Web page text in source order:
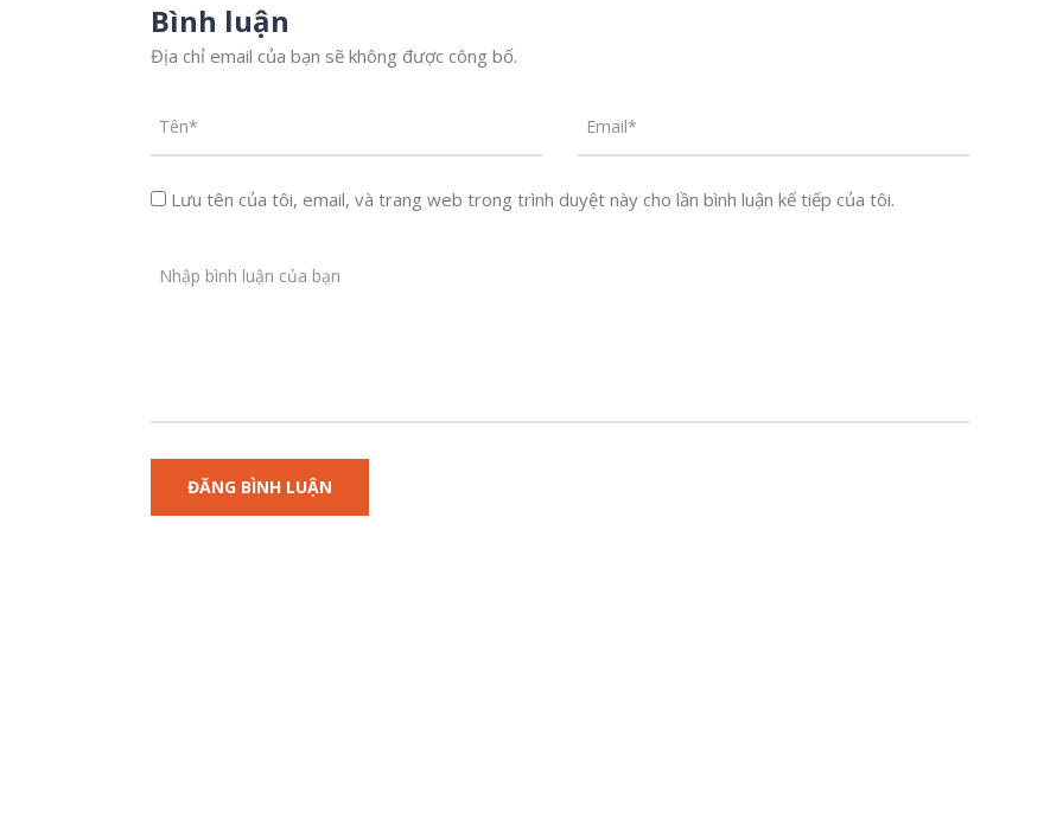
Bình luận
Địa chỉ email của bạn sẽ không được công bố.
Lưu tên của tôi, email, và trang web trong trình duyệt này cho lần bình luận kế tiếp của tôi.